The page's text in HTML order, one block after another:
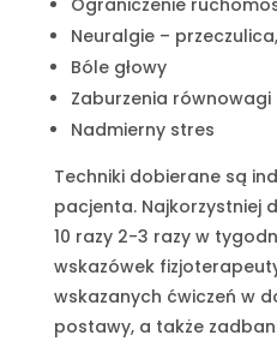
Ograniczenie
Neuralgie –
Bóle głowy
Zaburzenia równowagi
Nadmierny stres
Techniki dobierane są
pacjenta. Najkorzystniej
10 razy 2-3 razy w
wskazówek
wskazanych ćwiczeń w
postawy, a także